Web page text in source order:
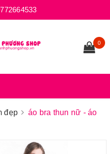
0
đẹp
áo bra thun nữ - áo